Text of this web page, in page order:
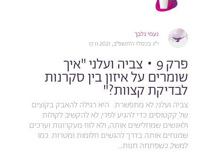
נעמי גלבך
י״ג בכסלו ה׳תשפ״ב, 17.11.2021
פרק 9 • צביה ועלני "איך
שומרים על איזון בין סקרנות
לבדיקת קצוות?"
צביה ועלני, לא מתפשרת. היא רגילה להאבק בקוצים
של קקטוסים כדי להגיע לפרי, לא להקשיב לקולות
ולאנשים שמחלישים אותה, ולא לזוז מעקרונות וערכים
שמנחים אותה בדרך להגשים חלומות ומטרות. כמו
למשל, כשפתחה חנות...